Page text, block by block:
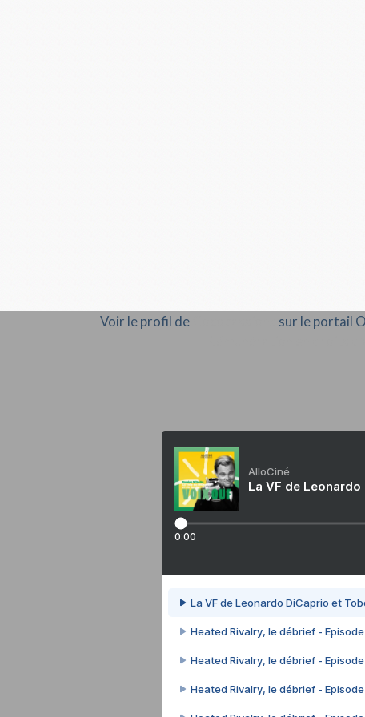
Voir le profil de sur le portail
AlloCiné
La VF de
0:00
La VF de Leonardo DiCaprio et
Heated Rivalry, le débrief -
Heated Rivalry, le débrief -
Heated Rivalry, le débrief -